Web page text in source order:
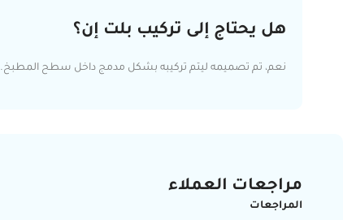
هل يحتاج إلى تركيب بلت إن؟
نعم، تم تصميمه ليتم تركيبه بشكل مدمج داخل سطح المطبخ.
مراجعات العملاء
المراجعات